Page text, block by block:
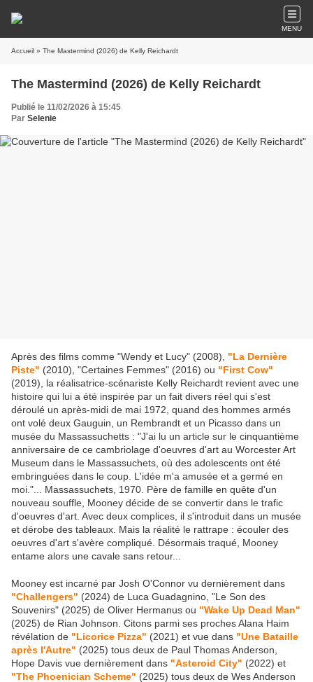
MENU
Accueil » The Mastermind (2026) de Kelly Reichardt
The Mastermind (2026) de Kelly Reichardt
Publié le 11/02/2026 à 15:45
Par Selenie
Après des films comme "Wendy et Lucy" (2008),
"La Dernière
Piste" (2010), "Certaines Femmes" (2016) ou "First Cow"
(2019), la réalisatrice-scénariste Kelly Reichardt revient avec une
histoire qui lui a été inspirée par un fait divers réel qui s'est
déroulé un après-midi de mai 1972, quand des hommes armés
ont volé deux Gauguin, un Rembrandt et un Picasso dans un
musée du Massassuchetts : "J'ai lu un article sur le cinquantième
anniversaire de ce cambriolage d'oeuvres d'art au Worcester Art
Museum dans le Massassuchets, où des adolescents ont été
embringuées dans le coup. L'idée m'a amusée et a germé en
moi."... Massassuchets, 1970. Père de famille en quête d'un
nouveau souffle, Mooney décide de se convertir dans le trafic
d'oeuvres d'art. Avec deux complices, il s'introduit dans un musée
et dérobe des tableaux. Mais la réalité le rattrape : écouler des
oeuvres d'art s'avère compliqué. Désormais traqué, Mooney
entame alors une cavale sans retour...
Mooney est incarné par Josh O'Connor vu dernièrement dans
"Challengers" (2024) de Luca Guadagnino, "Le Son des
Souvenirs" (2025) de Oliver Hermanus ou "Wake Up Dead Man"
(2025) de Rian Johnson. Citons parmi ses proches Alana Haim
révélation de "Licorice Pizza" (2021) et vue dans "Une Bataille
après l'Autre" (2025) tous deux de Paul Thomas Anderson,
Hope Davis vue dernièrement dans "Asteroid City" (2022) et
"The Phoenician Scheme" (2025) tous deux de Wes Anderson